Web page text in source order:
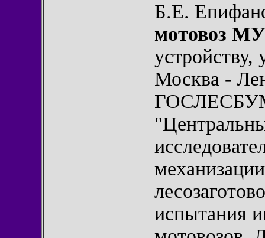
Б.Е.
мотовоз
Москва -
испытания